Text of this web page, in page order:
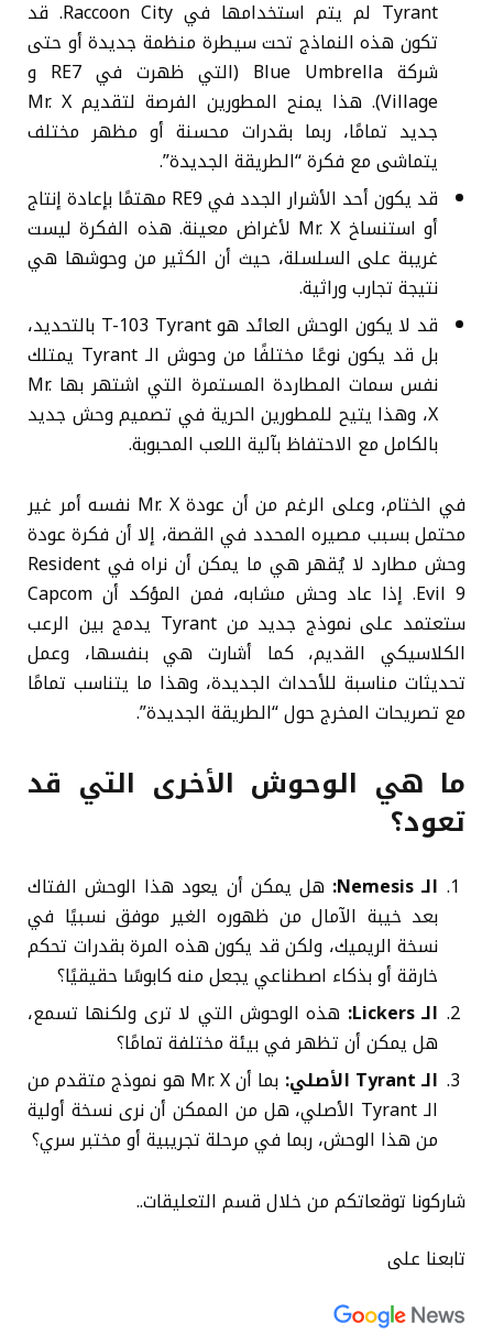
Tyrant لم يتم استخدامها في Raccoon City. قد
تكون هذه النماذج تحت سيطرة منظمة جديدة أو حتى
شركة Blue Umbrella (التي ظهرت في RE7 و
Village). هذا يمنح المطورين الفرصة لتقديم Mr. X
جديد تمامًا، ربما بقدرات محسنة أو مظهر مختلف
يتماشى مع فكرة “الطريقة الجديدة”.
قد يكون أحد الأشرار الجدد في RE9 مهتمًا بإعادة إنتاج
أو استنساخ Mr. X لأغراض معينة. هذه الفكرة ليست
غريبة على السلسلة، حيث أن الكثير من وحوشها هي
نتيجة تجارب وراثية.
قد لا يكون الوحش العائد هو T-103 Tyrant بالتحديد،
بل قد يكون نوعًا مختلفًا من وحوش الـ Tyrant يمتلك
نفس سمات المطاردة المستمرة التي اشتهر بها Mr.
X، وهذا يتيح للمطورين الحرية في تصميم وحش جديد
بالكامل مع الاحتفاظ بآلية اللعب المحبوبة.
في الختام، وعلى الرغم من أن عودة Mr. X نفسه أمر غير
محتمل بسبب مصيره المحدد في القصة، إلا أن فكرة عودة
وحش مطارد لا يُقهر هي ما يمكن أن نراه في Resident
Evil 9. إذا عاد وحش مشابه، فمن المؤكد أن Capcom
ستعتمد على نموذج جديد من Tyrant يدمج بين الرعب
الكلاسيكي القديم، كما أشارت هي بنفسها، وعمل
تحديثات مناسبة للأحداث الجديدة، وهذا ما يتناسب تمامًا
مع تصريحات المخرج حول “الطريقة الجديدة”.
ما هي الوحوش الأخرى التي قد
تعود؟
الـ Nemesis:
هل يمكن أن يعود هذا الوحش الفتاك
بعد خيبة الآمال من ظهوره الغير موفق نسبيًا في
نسخة الريميك، ولكن قد يكون هذه المرة بقدرات تحكم
خارقة أو بذكاء اصطناعي يجعل منه كابوسًا حقيقيًا؟
الـ Lickers:
هذه الوحوش التي لا ترى ولكنها تسمع،
هل يمكن أن تظهر في بيئة مختلفة تمامًا؟
الـ Tyrant الأصلي:
بما أن Mr. X هو نموذج متقدم من
الـ Tyrant الأصلي، هل من الممكن أن نرى نسخة أولية
من هذا الوحش، ربما في مرحلة تجريبية أو مختبر سري؟
شاركونا توقعاتكم من خلال قسم التعليقات..
تابعنا على